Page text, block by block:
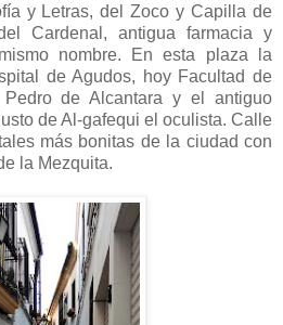
y Letras, del Zoco y Capilla de
Cardenal, antigua farmacia y
nombre. En esta plaza la
de Agudos, hoy Facultad de
de Alcantara y el antiguo
de Al-gafequi el oculista. Calle
más bonitas de la ciudad con
la Mezquita.